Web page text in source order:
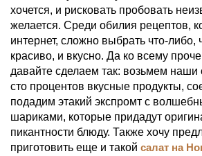
хочется, и рисковать пробовать
желается. Среди обилия рецептов,
интернет, сложно выбрать что-либо,
красиво, и вкусно. Да ко всему
давайте сделаем так: возьмем
сто процентов вкусные продукты,
подадим этакий экспромт с
шариками, которые придадут
пикантности блюду. Также хочу
приготовить еще и такой салат на